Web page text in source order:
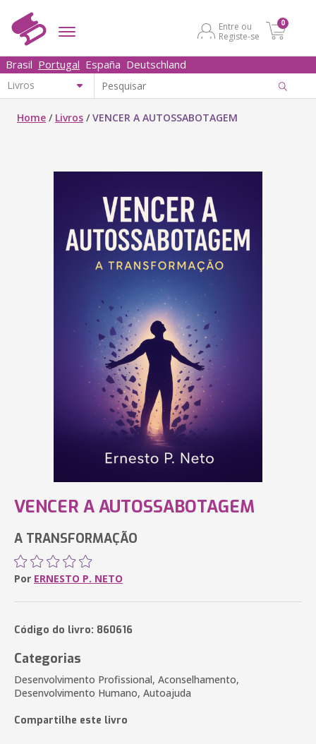
Entre ou
Registe-se
0
Brasil Portugal España Deutschland
Home / Livros /VENCER A AUTOSSABOTAGEM
VENCER A AUTOSSABOTAGEM
A TRANSFORMAÇÃO
Por ERNESTO P. NETO
Código do livro: 860616
Categorias
Desenvolvimento Profissional, Aconselhamento,
Desenvolvimento Humano, Autoajuda
Compartilhe este livro